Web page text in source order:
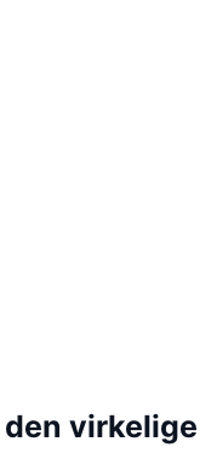
virkelige